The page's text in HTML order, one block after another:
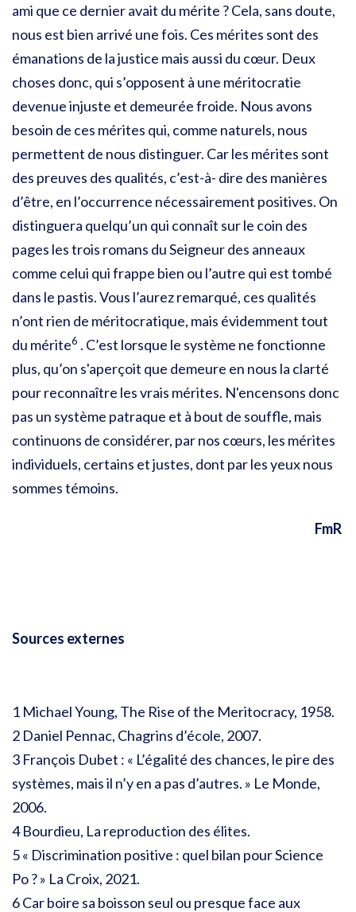
ami que ce dernier avait du mérite ? Cela, sans doute,
nous est bien arrivé une fois. Ces mérites sont des
émanations de la justice mais aussi du cœur. Deux
choses donc, qui s’opposent à une méritocratie
devenue injuste et demeurée froide. Nous avons
besoin de ces mérites qui, comme naturels, nous
permettent de nous distinguer. Car les mérites sont
des preuves des qualités, c’est-à- dire des manières
d’être, en l’occurrence nécessairement positives. On
distinguera quelqu’un qui connaît sur le coin des
pages les trois romans du Seigneur des anneaux
comme celui qui frappe bien ou l’autre qui est tombé
dans le pastis. Vous l’aurez remarqué, ces qualités
n’ont rien de méritocratique, mais évidemment tout
du mérite6 . C’est lorsque le système ne fonctionne
plus, qu’on s'aperçoit que demeure en nous la clarté
pour reconnaître les vrais mérites. N'encensons donc
pas un système patraque et à bout de souffle, mais
continuons de considérer, par nos cœurs, les mérites
individuels, certains et justes, dont par les yeux nous
sommes témoins.
FmR
Sources externes
1 Michael Young, The Rise of the Meritocracy, 1958.
2 Daniel Pennac, Chagrins d’école, 2007.
3 François Dubet : « L’égalité des chances, le pire des
systèmes, mais il n’y en a pas d’autres. » Le Monde,
2006.
4 Bourdieu, La reproduction des élites.
5 « Discrimination positive : quel bilan pour Science
Po ? » La Croix, 2021.
6 Car boire sa boisson seul ou presque face aux